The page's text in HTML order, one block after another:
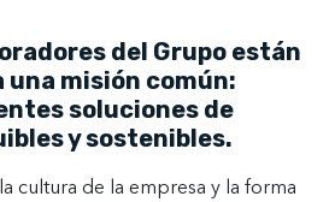
del Grupo están
una misión común:
soluciones de
y sostenibles.
cultura de la empresa y la forma